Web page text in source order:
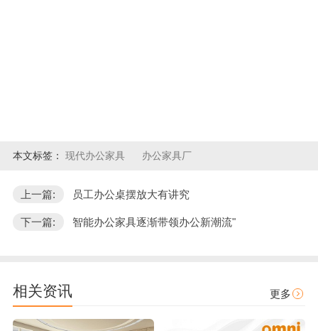
本文标签： 现代办公家具 办公家具厂
上一篇: 员工办公桌摆放大有讲究
下一篇: 智能办公家具逐渐带领办公新潮流"
相关资讯 更多